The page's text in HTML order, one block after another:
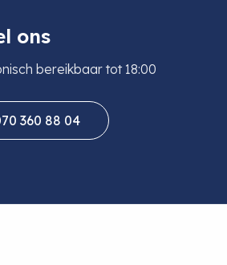
ons
bereikbaar tot 18:00
360 88 04